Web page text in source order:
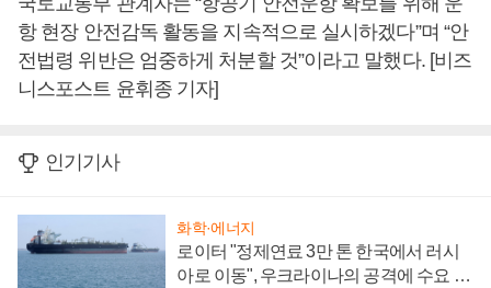
항 현장 안전감독 활동을 지속적으로 실시하겠다”며 “안
전법령 위반은 엄중하게 처분할 것”이라고 말했다. [비즈
니스포스트 윤휘종 기자]
인기기사
화학·에너지
로이터 "정제연료 3만 톤 한국에서 러시
아로 이동", 우크라이나의 공격에 수요 늘